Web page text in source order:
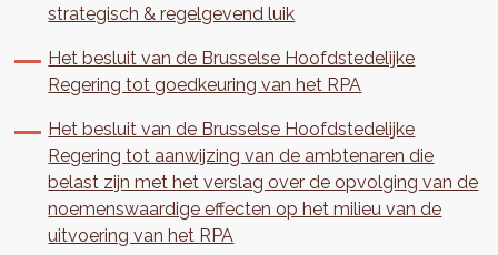
strategisch & regelgevend luik
Het besluit van de Brusselse Hoofdstedelijke
Regering tot goedkeuring van het RPA
Het besluit van de Brusselse Hoofdstedelijke
Regering tot aanwijzing van de ambtenaren die
belast zijn met het verslag over de opvolging van de
noemenswaardige effecten op het milieu van de
uitvoering van het RPA